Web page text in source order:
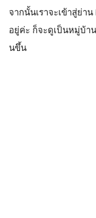
จากนั้นเราจะเข้าสู่ย่า
อยู่ค่ะ ก็จะดูเป็นหมู่บ้า
นขึ้น